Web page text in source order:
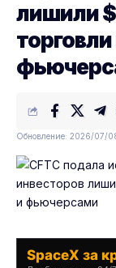
лишили
Обновление: 2026/07/
SpaceX за